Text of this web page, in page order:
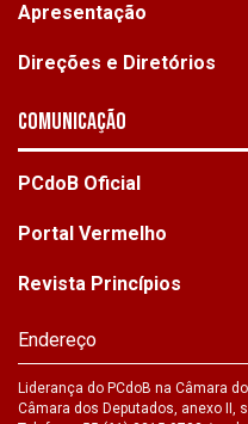
Apresentação
Direções e Diretórios
Comunicação
PCdoB Oficial
Portal Vermelho
Revista Princípios
Endereço
Liderança do PCdoB na Câmara
Câmara dos Deputados, anexo II,